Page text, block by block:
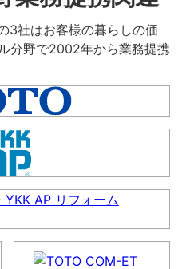
3社はお客様の暮らしの価
分野で2002年から業務提携